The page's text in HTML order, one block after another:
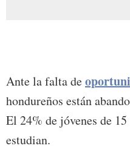
Ante la falta de
hondureños están
El 24% de jóvenes de
estudian.